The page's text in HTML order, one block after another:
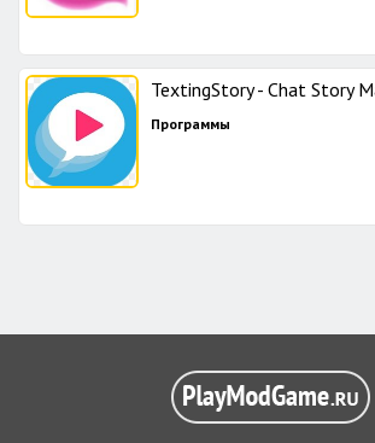
TextingStory - Chat Story
Программы